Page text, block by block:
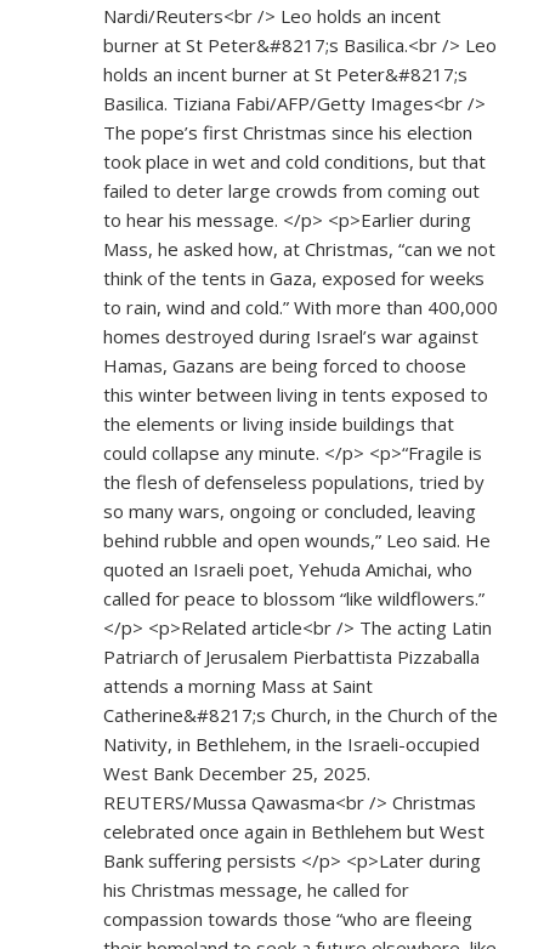
Nardi/Reuters<br /> Leo holds an incent
burner at St Peter&#8217;s Basilica.<br /> Leo
holds an incent burner at St Peter&#8217;s
Basilica. Tiziana Fabi/AFP/Getty Images<br />
The pope’s first Christmas since his election
took place in wet and cold conditions, but that
failed to deter large crowds from coming out
to hear his message. </p> <p>Earlier during
Mass, he asked how, at Christmas, “can we not
think of the tents in Gaza, exposed for weeks
to rain, wind and cold.” With more than 400,000
homes destroyed during Israel’s war against
Hamas, Gazans are being forced to choose
this winter between living in tents exposed to
the elements or living inside buildings that
could collapse any minute. </p> <p>“Fragile is
the flesh of defenseless populations, tried by
so many wars, ongoing or concluded, leaving
behind rubble and open wounds,” Leo said. He
quoted an Israeli poet, Yehuda Amichai, who
called for peace to blossom “like wildflowers.”
</p> <p>Related article<br /> The acting Latin
Patriarch of Jerusalem Pierbattista Pizzaballa
attends a morning Mass at Saint
Catherine&#8217;s Church, in the Church of the
Nativity, in Bethlehem, in the Israeli-occupied
West Bank December 25, 2025.
REUTERS/Mussa Qawasma<br /> Christmas
celebrated once again in Bethlehem but West
Bank suffering persists </p> <p>Later during
his Christmas message, he called for
compassion towards those “who are fleeing